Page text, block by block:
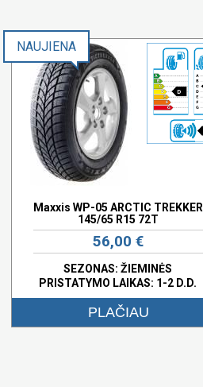
D
NAUJIENA
Maxxis WP-05 ARCTIC TREKKER
145/65 R15 72T
56,00 €
SEZONAS: ŽIEMINĖS
PRISTATYMO LAIKAS: 1-2 D.D.
PLAČIAU